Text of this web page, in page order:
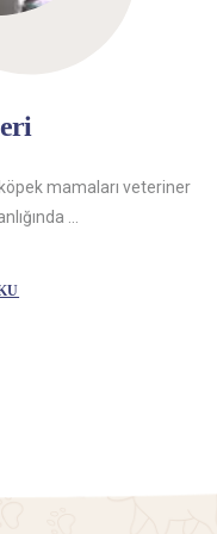
mamaları veteriner
...